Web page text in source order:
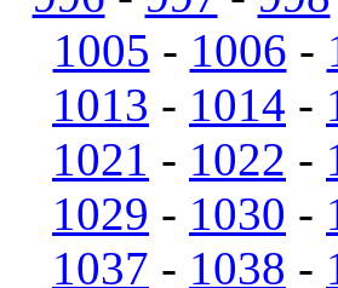
1005 - 1006 -
1013 - 1014 -
1021 - 1022 -
1029 - 1030 -
1037 - 1038 -